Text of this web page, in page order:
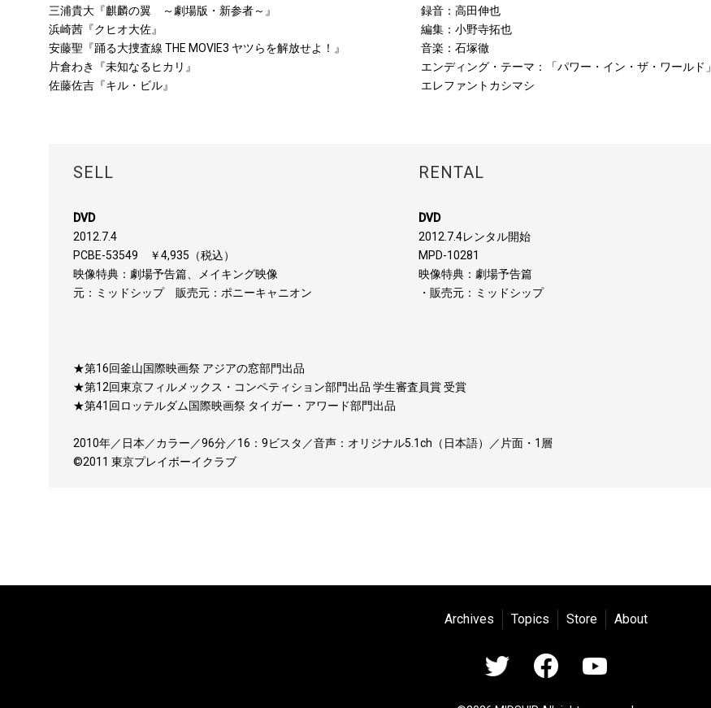
三浦貴大『麒麟の翼 ～劇場版・新参者～』
浜崎茜『クヒオ大佐』
安藤聖『踊る大捜査線 THE MOVIE3 ヤツらを解放せよ！』
片倉わき『未知なるヒカリ』
佐藤佐吉『キル・ビル』
録音：高田伸也
編集：小野寺拓也
音楽：石塚徹
エンディング・テーマ：「パワー・イン・ザ・ワールド」
エレファントカシマシ
SELL
DVD
2012.7.4
PCBE-53549 ￥4,935（税込）
映像特典：劇場予告篇、メイキング映像
元：ミッドシップ 販売元：ポニーキャニオン
RENTAL
DVD
2012.7.4レンタル開始
MPD-10281
映像特典：劇場予告篇
・販売元：ミッドシップ
★第16回釜山国際映画祭 アジアの窓部門出品
★第12回東京フィルメックス・コンペティション部門出品 学生審査員賞 受賞
★第41回ロッテルダム国際映画祭 タイガー・アワード部門出品
2010年／日本／カラー／96分／16：9ビスタ／音声：オリジナル5.1ch（日本語）／片面・1層
©2011 東京プレイボーイクラブ
Archives Topics Store About